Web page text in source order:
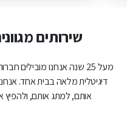
שירותים
מעל 25 שנה אנחנו מובילים
דיגיטלית מלאה בבית אחד.
אותם, למתג אותם, ולהפיץ